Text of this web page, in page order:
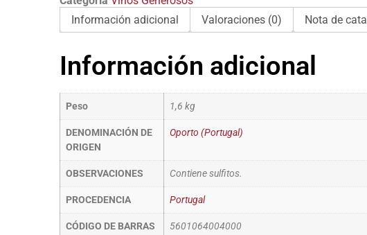
Información adicional
Valoraciones (0) Nota de cata
Información adicional
Peso 1,6 kg
DENOMINACIÓN DE
ORIGEN
Oporto (Portugal)
OBSERVACIONES Contiene sulfitos.
PROCEDENCIA Portugal
CÓDIGO DE BARRAS 5601064004000